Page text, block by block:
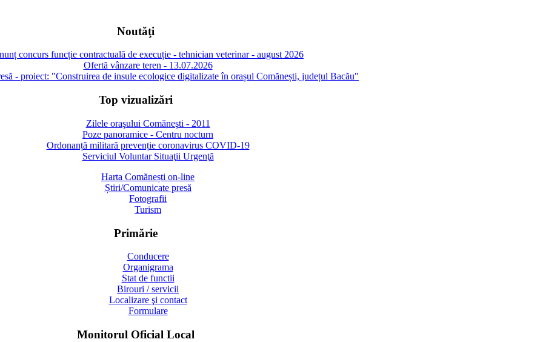
Noutăţi
concurs funcție contractuală de execuție - tehnician veterinar - august 2026
Ofertă vânzare teren - 13.07.2026
- proiect: "Construirea de insule ecologice digitalizate în orașul Comănești, județul Bacău"
Top vizualizări
Zilele oraşului Comăneşti - 2011
Poze panoramice - Centru nocturn
Ordonanță militară prevenție coronavirus COVID-19
Serviciul Voluntar Situaţii Urgenţă
Harta Comănești on-line
Știri/Comunicate presă
Fotografii
Turism
Primărie
Conducere
Organigrama
Stat de functii
Birouri / servicii
Localizare şi contact
Formulare
Monitorul Oficial Local